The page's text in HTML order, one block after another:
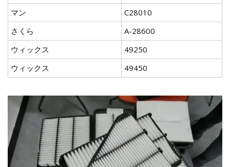
マン
C28010
さくら
A-28600
ウィックス
49250
ウィックス
49450